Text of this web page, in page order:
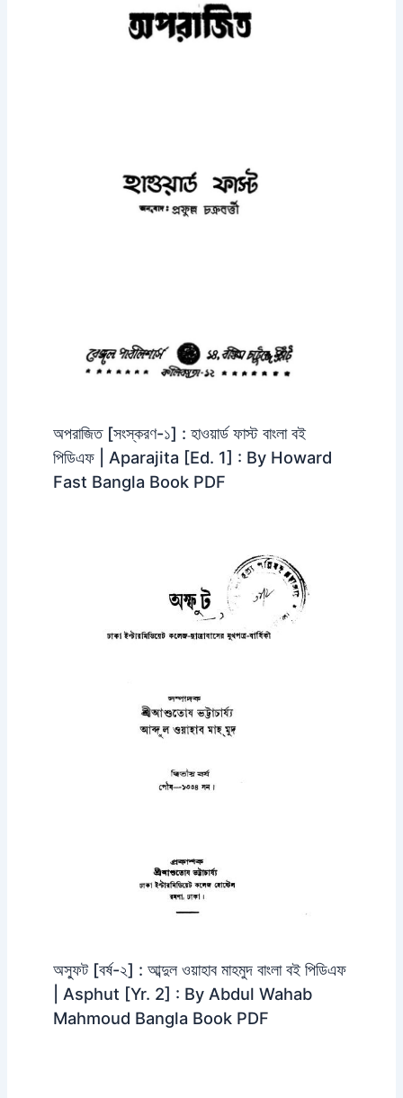
অপরাজিত [সংস্করণ-১] : হাওয়ার্ড ফাস্ট বাংলা বই
পিডিএফ | Aparajita [Ed. 1] : By Howard
Fast Bangla Book PDF
অস্ফুট [বর্ষ-২] : আব্দুল ওয়াহাব মাহমুদ বাংলা বই পিডিএফ
| Asphut [Yr. 2] : By Abdul Wahab
Mahmoud Bangla Book PDF